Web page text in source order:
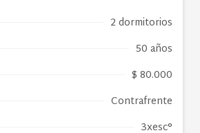
2 dormitorios
50 años
$ 80.000
Contrafrente
3xesc°